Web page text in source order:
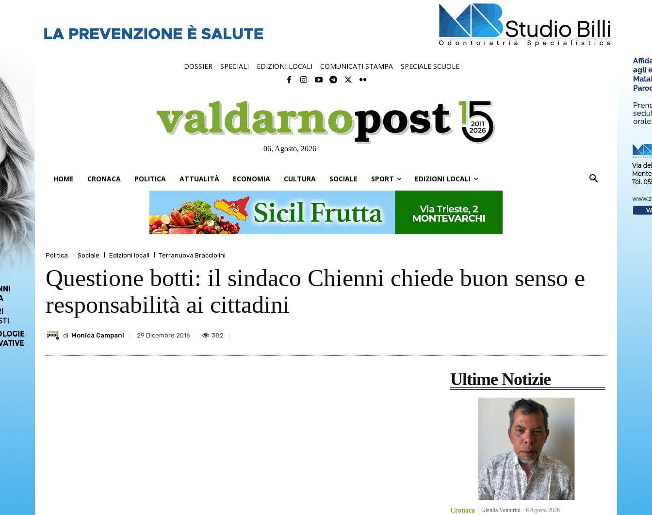
DOSSIER SPECIALI EDIZIONI LOCALI COMUNICATI STAMPA SPECIALE SCUOLE
06, Agosto, 2026
HOME CRONACA POLITICA ATTUALITÀ ECONOMIA CULTURA SOCIALE SPORT EDIZIONI LOCALI
Politica Sociale Edizioni locali Terranuova Bracciolini
Questione botti: il sindaco Chienni chiede buon senso e
responsabilità ai cittadini
di Monica Campani 29 Dicembre 2016 382
Ultime Notizie
Cronaca Glenda Venturini -6 Agosto 2026